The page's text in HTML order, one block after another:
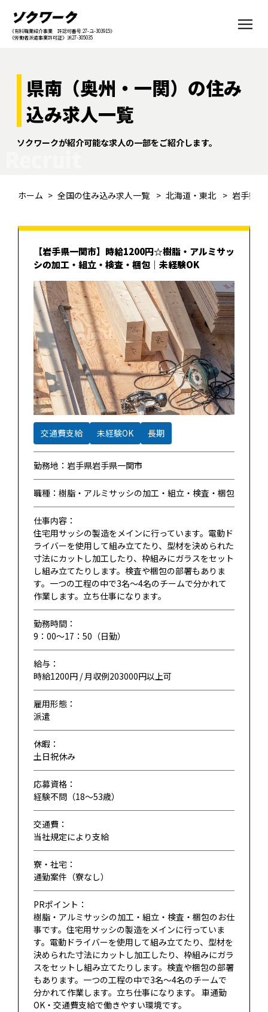
《有料職業紹介事業 許認可番号:27-ユ-303915》
《労働者派遣事業許可証》派27-305035
県南（奥州・一関）の住み
込み求人一覧
ソクワークが紹介可能な求人の一部をご紹介します。
ホーム 全国の住み込み求人一覧 北海道・東北 岩手県
【岩手県一関市】時給1200円☆樹脂・アルミサッ
シの加工・組立・検査・梱包｜未経験OK
交通費支給 未経験OK 長期
勤務地：岩手県岩手県一関市
職種：樹脂・アルミサッシの加工・組立・検査・梱包
仕事内容：
住宅用サッシの製造をメインに行っています。電動ド
ライバーを使用して組み立てたり、型材を決められた
寸法にカットし加工したり、枠組みにガラスをセット
し組み立てたりします。検査や梱包の部署もありま
す。一つの工程の中で3名～4名のチームで分かれて
作業します。立ち仕事になります。
勤務時間：
9：00～17：50（日勤）
給与：
時給1200円 / 月収例203000円以上可
雇用形態：
派遣
休暇：
土日祝休み
応募資格：
経験不問（18〜53歳）
交通費：
当社規定により支給
寮・社宅：
通勤案件（寮なし）
PRポイント：
樹脂・アルミサッシの加工・組立・検査・梱包のお仕
事です。住宅用サッシの製造をメインに行っていま
す。電動ドライバーを使用して組み立てたり、型材を
決められた寸法にカットし加工したり、枠組みにガラ
スをセットし組み立てたりします。検査や梱包の部署
もあります。一つの工程の中で3名～4名のチームで
分かれて作業します。立ち仕事になります。 車通勤
OK・交通費支給で働きやすい環境です。